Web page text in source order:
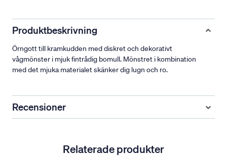
Produktbeskrivning
Örngott till kramkudden med diskret och dekorativt
vågmönster i mjuk fintrådig bomull. Mönstret i kombination
med det mjuka materialet skänker dig lugn och ro.
Recensioner
Relaterade produkter